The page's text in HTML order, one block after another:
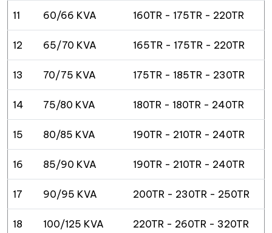
11 60/66 KVA 160TR - 175TR - 220TR
12 65/70 KVA 165TR - 175TR - 220TR
13 70/75 KVA 175TR - 185TR - 230TR
14 75/80 KVA 180TR - 180TR - 240TR
15 80/85 KVA 190TR - 210TR - 240TR
16 85/90 KVA 190TR - 210TR - 240TR
17 90/95 KVA 200TR - 230TR - 250TR
18 100/125 KVA 220TR - 260TR - 320TR